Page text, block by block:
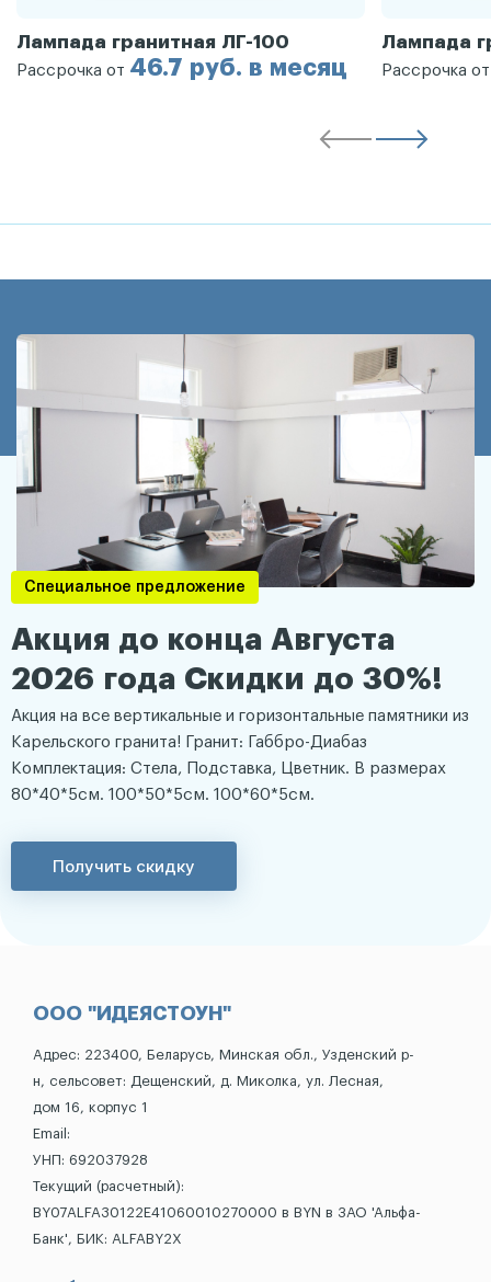
Лампада гранитная ЛГ-100
Рассрочка от 46.7 руб. в месяц
Лампада
Рассрочка
Специальное предложение
Акция до конца Августа
2026 года Скидки до 30%!
Акция на все вертикальные и горизонтальные памятники из
Карельского гранита! Гранит: Габбро-Диабаз
Комплектация: Стела, Подставка, Цветник. В размерах
80*40*5см. 100*50*5см. 100*60*5см.
Получить скидку
ООО "ИДЕЯСТОУН"
Адрес: 223400, Беларусь, Минская обл., Узденский р-
н, сельсовет: Дещенский, д. Миколка, ул. Лесная,
дом 16, корпус 1
Email:
УНП: 692037928
Текущий (расчетный):
BY07ALFA30122E41060010270000 в BYN в ЗАО 'Альфа-
Банк', БИК: ALFABY2X